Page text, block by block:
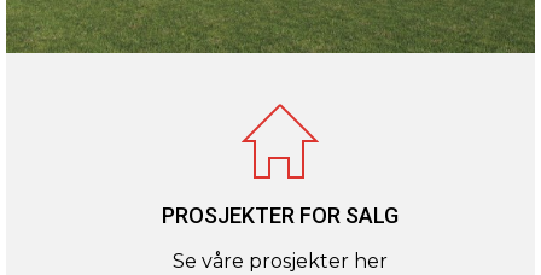
PROSJEKTER FOR SALG
Se våre prosjekter her